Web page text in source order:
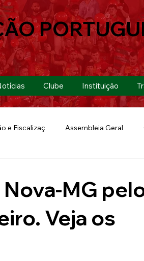
Clube Instituição
e Fiscalizaç Assembleia Geral
Lusa Run 2019
MG
Veja os